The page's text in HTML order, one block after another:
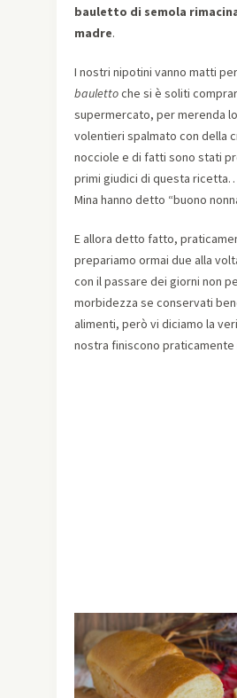
bauletto di semola
madre.
I nostri nipotini vanno matti
baulettoche si è soliti
supermercato, per merenda
volentieri spalmato con della
nocciole e di fatti sono stati
primi giudici di questa
Mina hanno detto “buono
E allora detto fatto,
prepariamo ormai due alla
con il passare dei giorni non
morbidezza se conservati
alimenti, però vi diciamo la
nostra finiscono praticamente